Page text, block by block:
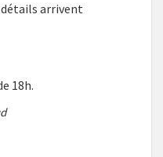
détails arrivent
18h.